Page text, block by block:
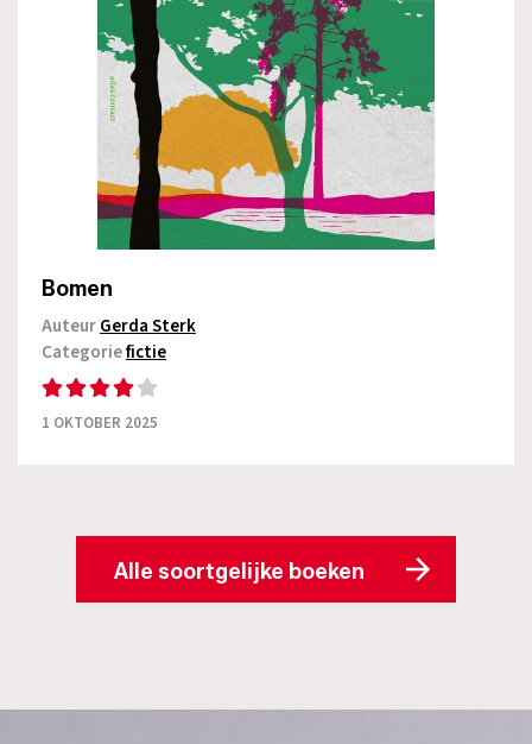
Bomen
AuteurGerda Sterk
Categoriefictie
1 OKTOBER 2025
Alle soortgelijke boeken